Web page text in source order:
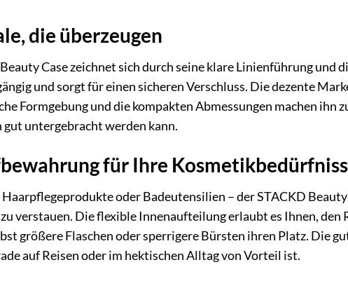
die überzeugen
Case zeichnet sich durch seine klare Linienführung
und sorgt für einen sicheren Verschluss. Die dezente
Formgebung und die kompakten Abmessungen machen ihn
untergebracht werden kann.
für Ihre
oder Badeutensilien – der STACKD
verstauen. Die flexible Innenaufteilung erlaubt es Ihnen,
größere Flaschen oder sperrigere Bürsten ihren Platz. Die
auf Reisen oder im hektischen Alltag von Vorteil ist.